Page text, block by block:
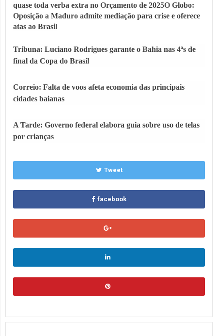
quase toda verba extra no Orçamento de 2025O Globo:
Oposição a Maduro admite mediação para crise e oferece
atas ao Brasil
Tribuna: Luciano Rodrigues garante o Bahia nas 4ªs de
final da Copa do Brasil
Correio: Falta de voos afeta economia das principais
cidades baianas
A Tarde: Governo federal elabora guia sobre uso de telas
por crianças
Tweet
facebook